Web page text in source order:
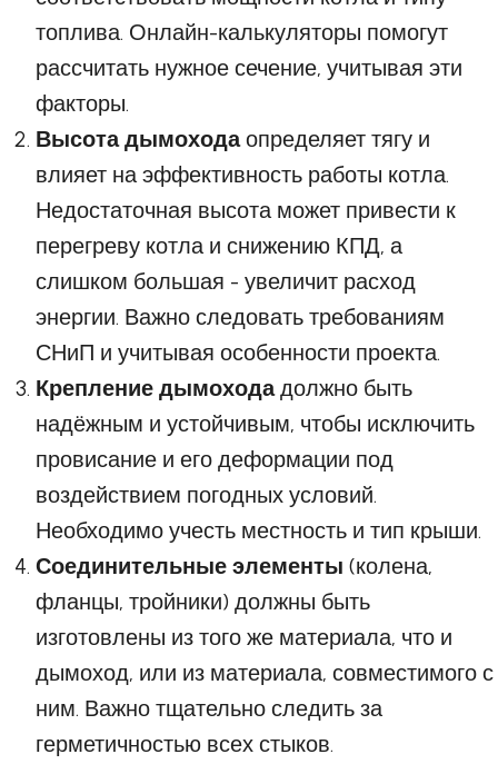
топлива. Онлайн-калькуляторы помогут
рассчитать нужное сечение, учитывая эти
факторы.
Высота дымоходаопределяет тягу и
влияет на эффективность работы котла.
Недостаточная высота может привести к
перегреву котла и снижению КПД, а
слишком большая - увеличит расход
энергии. Важно следовать требованиям
СНиП и учитывая особенности проекта.
Крепление дымоходадолжно быть
надёжным и устойчивым, чтобы исключить
провисание и его деформации под
воздействием погодных условий.
Необходимо учесть местность и тип крыши.
Соединительные элементы (колена,
фланцы, тройники) должны быть
изготовлены из того же материала, что и
дымоход, или из материала, совместимого с
ним. Важно тщательно следить за
герметичностью всех стыков.